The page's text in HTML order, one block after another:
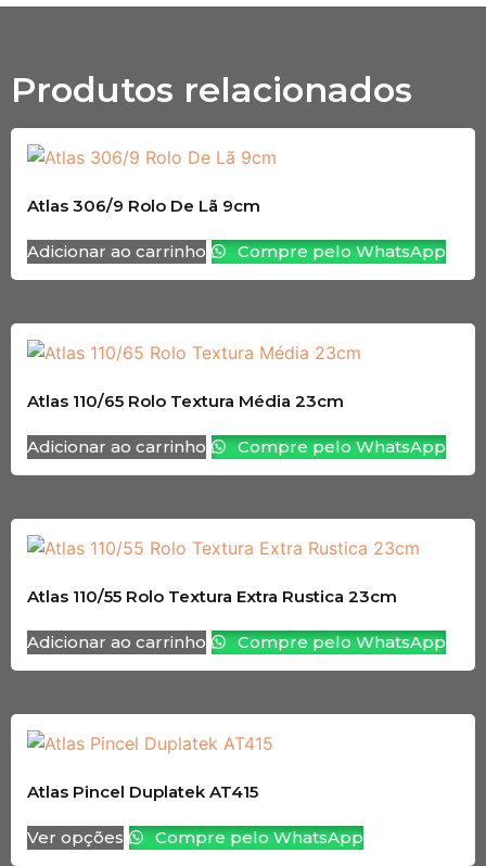
Produtos relacionados
Atlas 306/9 Rolo De Lã 9cm
Adicionar ao carrinho Compre pelo WhatsApp
Atlas 110/65 Rolo Textura Média 23cm
Adicionar ao carrinho Compre pelo WhatsApp
Atlas 110/55 Rolo Textura Extra Rustica 23cm
Adicionar ao carrinho Compre pelo WhatsApp
Atlas Pincel Duplatek AT415
Ver opções Compre pelo WhatsApp